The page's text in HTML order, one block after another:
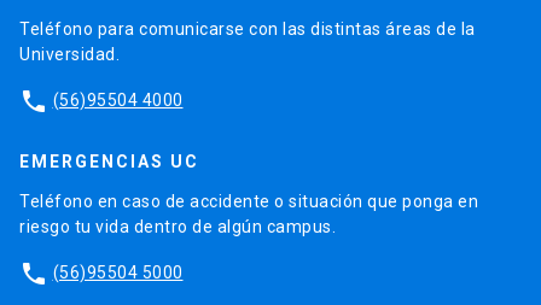
Teléfono para comunicarse con las distintas áreas de la
Universidad.
phone (56)95504 4000
EMERGENCIAS UC
Teléfono en caso de accidente o situación que ponga en
riesgo tu vida dentro de algún campus.
phone (56)95504 5000